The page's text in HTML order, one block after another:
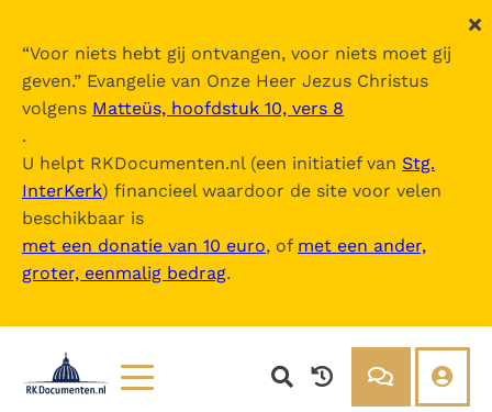
“Voor niets hebt gij ontvangen, voor niets moet gij
geven.” Evangelie van Onze Heer Jezus Christus
volgens Matteüs, hoofdstuk 10, vers 8
.
U helpt RKDocumenten.nl (een initiatief van Stg.
InterKerk) financieel waardoor de site voor velen
beschikbaar is
met een donatie van 10 euro, of met een ander,
groter, eenmalig bedrag.
Nova Vulgata
Inhoudsopgave
uitklappen
- Vetus Testamentum
- Liber Exodus
- Liber Numeri
- Liber Deuteronomii